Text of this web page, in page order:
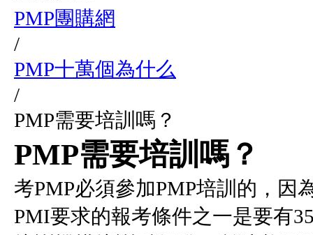
PMP團購網
/
PMP十萬個為什么
/
PMP需要培訓嗎？
PMP需要培訓嗎？
考PMP必須參加PMP培訓的，因
PMI要求的報考條件之一是要有